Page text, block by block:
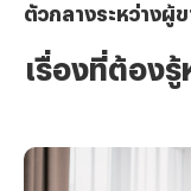
ตัวกลางระหว่างผู้
เรื่องที่ต้องรู้